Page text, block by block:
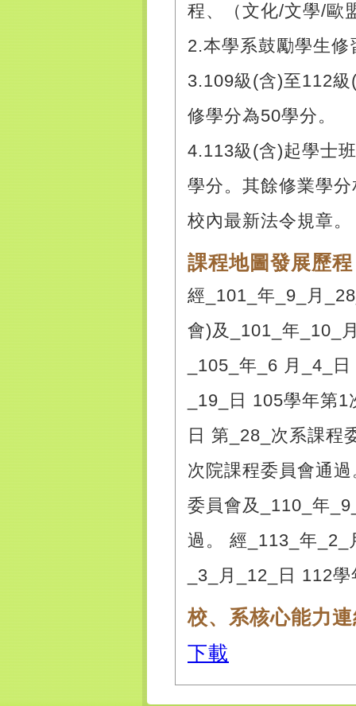
程、（文化/文學/歐
2.本學系鼓勵學生
3.109級(含)至112
修學分為50學分。
4.113級(含)起學士
學分。其餘修業學
校內最新法令規章。
課程地圖發展歷程
經_101_年_9_月
會)及_101_年_10_
_105_年_6 月_4_
_19_日 105學年第
日 第_28_次系課程
次院課程委員會通
委員會及_110_年
過。 經_113_年_2_
_3_月_12_日 112
校、系核心能力
下載